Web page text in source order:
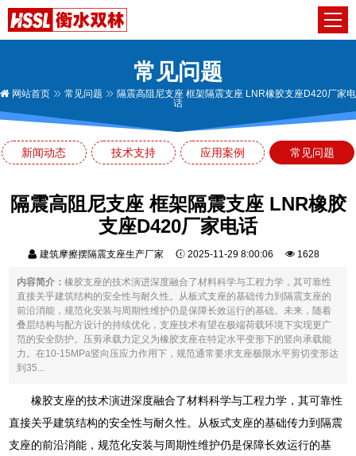
常见问题
网站首页 常见问题
隔震高阻尼支座 框架隔震支座 LNR橡胶支座D420厂家电
话
新闻动态 技术支持 应用案例 常见问题
隔震高阻尼支座 框架隔震支座 LNR橡胶
支座D420厂家电话
建筑摩擦摆隔震支座生产厂家 2025-11-29 8:00:06 1628
内容简介：橡胶支座的技术演进深度融合了材料科学与工程力学，其可靠性
直接关乎建筑结构的安全性与耐久性。从板式支座的基础传力到隔震支座的
前沿消能，规范化安装与周期性维护仍是保障长效运行的基础。未来，随着
叠层结构与配方设计的持续优化，支座技术有望在极端荷载环境下实现更广
范的安全防护。压剪承载力定义为橡胶支座在特定水平变形下的竖向承载能
力。在10-15MPa竖向压应力作用下，规范通常要求支座极限水平剪切变形达
到35...
橡胶支座的技术演进深度融合了材料科学与工程力学，其可靠性
直接关乎建筑结构的安全性与耐久性。从板式支座的基础传力到隔震
支座的前沿消能，规范化安装与周期性维护仍是保障长效运行的基